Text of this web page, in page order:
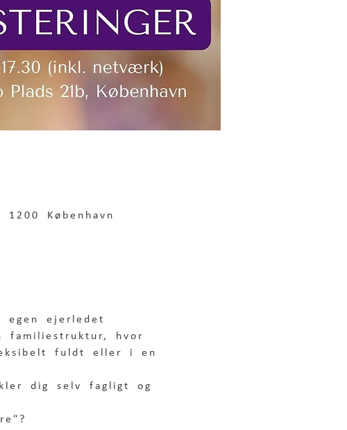
København
egen ejerledet
hvor
fuldt eller i en
dig selv fagligt og